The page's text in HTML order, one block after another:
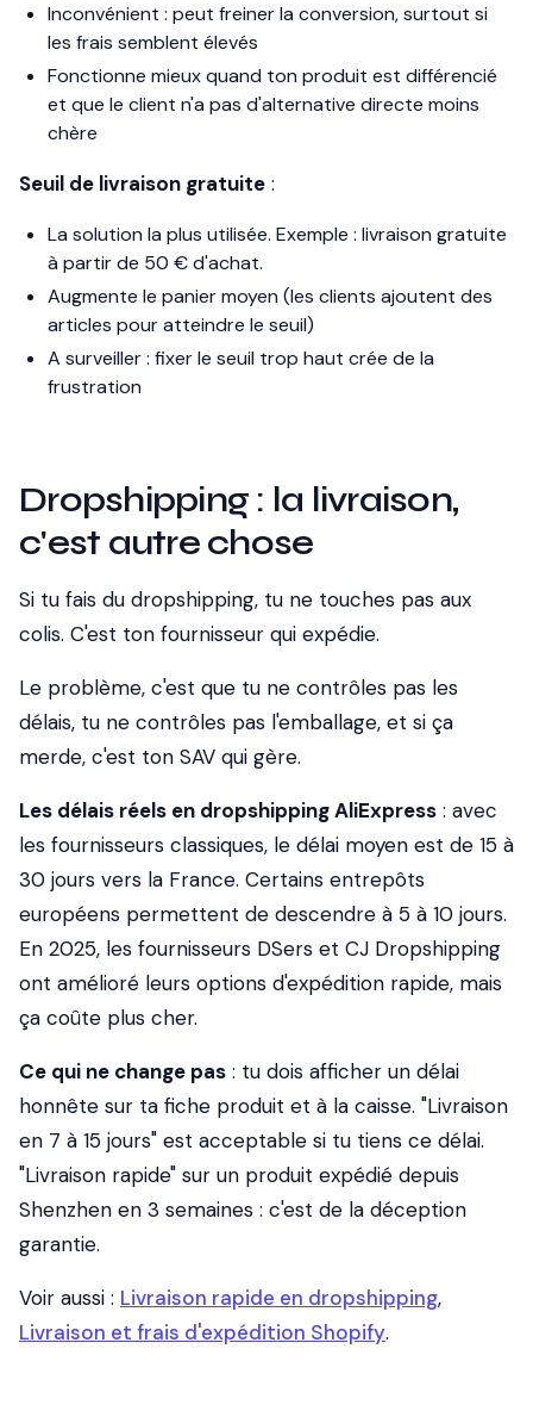
Inconvénient : peut freiner la conversion, surtout si
les frais semblent élevés
Fonctionne mieux quand ton produit est différencié
et que le client n'a pas d'alternative directe moins
chère
Seuil de livraison gratuite :
La solution la plus utilisée. Exemple : livraison gratuite
à partir de 50 € d'achat.
Augmente le panier moyen (les clients ajoutent des
articles pour atteindre le seuil)
A surveiller : fixer le seuil trop haut crée de la
frustration
Dropshipping : la livraison,
c'est autre chose
Si tu fais du dropshipping, tu ne touches pas aux
colis. C'est ton fournisseur qui expédie.
Le problème, c'est que tu ne contrôles pas les
délais, tu ne contrôles pas l'emballage, et si ça
merde, c'est ton SAV qui gère.
Les délais réels en dropshipping AliExpress : avec
les fournisseurs classiques, le délai moyen est de 15 à
30 jours vers la France. Certains entrepôts
européens permettent de descendre à 5 à 10 jours.
En 2025, les fournisseurs DSers et CJ Dropshipping
ont amélioré leurs options d'expédition rapide, mais
ça coûte plus cher.
Ce qui ne change pas : tu dois afficher un délai
honnête sur ta fiche produit et à la caisse. "Livraison
en 7 à 15 jours" est acceptable si tu tiens ce délai.
"Livraison rapide" sur un produit expédié depuis
Shenzhen en 3 semaines : c'est de la déception
garantie.
Voir aussi : Livraison rapide en dropshipping,
Livraison et frais d'expédition Shopify.